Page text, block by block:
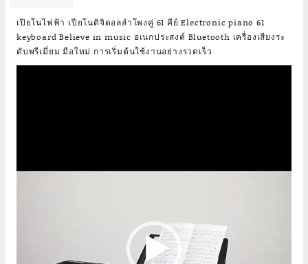
เปียโนไฟฟ้า เปียโนดิจิตอลลําโพงคู่ 61 คีย์ Electronic piano 61
keyboard Believe in music อเนกประสงค์ Bluetooth เครื่องเสียงระ
ดับพรีเมี่ยม มือใหม่ การเริ่มต้นใช้งานอย่างรวดเร็ว